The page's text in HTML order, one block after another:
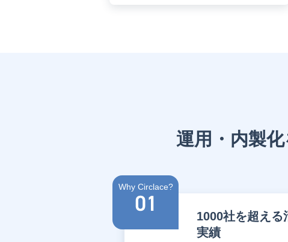
運用・内製化
Why Circlace?
1000社を超える
実績